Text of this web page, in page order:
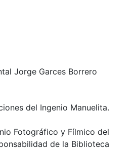
Jorge Garces Borrero
del Ingenio Manuelita.
Fotográfico y Fílmico del
de la Biblioteca